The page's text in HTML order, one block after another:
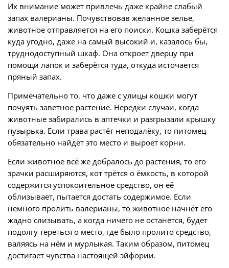
Их внимание может привлечь даже крайне слабый
запах валерианы. Почувствовав желанное зелье,
животное отправляется на его поиски. Кошка заберётся
куда угодно, даже на самый высокий и, казалось бы,
труднодоступный шкаф. Она откроет дверцу при
помощи лапок и заберётся туда, откуда источается
пряный запах.
Примечательно то, что даже с улицы кошки могут
почуять заветное растение. Нередки случаи, когда
животные забирались в аптечки и разгрызали крышку
пузырька. Если трава растёт неподалёку, то питомец
обязательно найдёт это место и выроет корни.
Если животное всё же добралось до растения, то его
зрачки расширяются, кот трётся о ёмкость, в которой
содержится успокоительное средство, он её
облизывает, пытается достать содержимое. Если
немного пролить валерианы, то животное начнёт его
жадно слизывать, а когда ничего не останется, будет
подолгу тереться о место, где было пролито средство,
валяясь на нём и мурлыкая. Таким образом, питомец
достигает чувства настоящей эйфории.